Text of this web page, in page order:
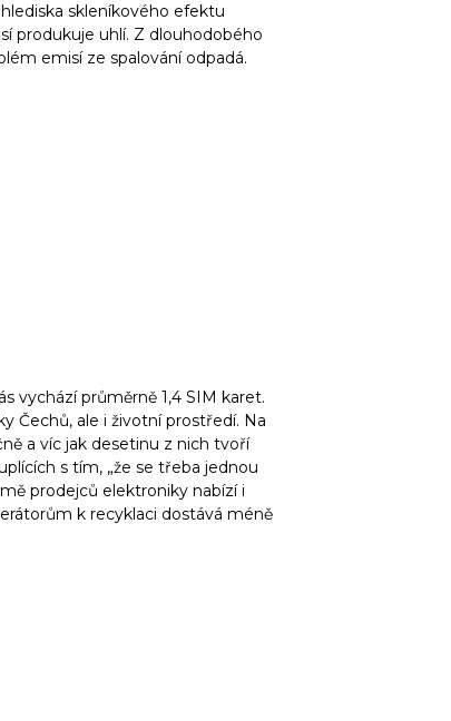
skleníkového efektu
produkuje uhlí. Z dlouhodobého
emisí ze spalování odpadá.
vychází průměrně 1,4 SIM karet.
Čechů, ale i životní prostředí. Na
a víc jak desetinu z nich tvoří
s tím, „že se třeba jednou
prodejců elektroniky nabízí i
k recyklaci dostává méně